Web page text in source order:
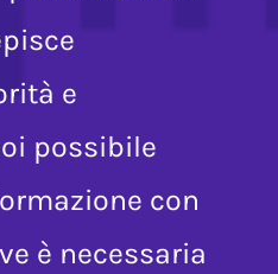
che a
e
possibile
con